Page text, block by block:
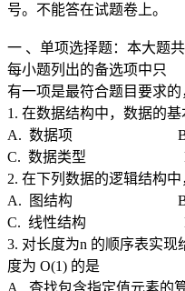
号。不能答在试题卷上。
一 、单项选择题：本大题
每小题列出的备选项中只
有一项是最符合题目要求的
1. 在数据结构中，数据的基
A. 数据项 B. 数
C. 数据类型 D.
2. 在下列数据的逻辑结构
A. 图结构 B.
C. 线性结构 D.
3. 对长度为n 的顺序表实
度为 O(1) 的是
A. 查找包含指定值元素的